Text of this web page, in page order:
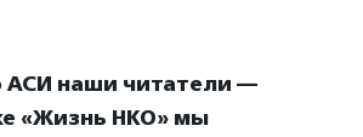
АСИ наши читатели —
«Жизнь НКО» мы